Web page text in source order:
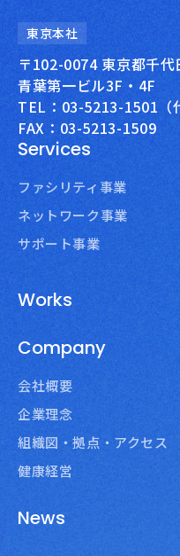
東京本社
〒102-0074 東京都千
青葉第一ビル3F・4F
TEL：03-5213-1501（
FAX：03-5213-1509
Services
ファシリティ事業
ネットワーク事業
サポート事業
Works
Company
会社概要
企業理念
組織図・拠点・アクセス
健康経営
News